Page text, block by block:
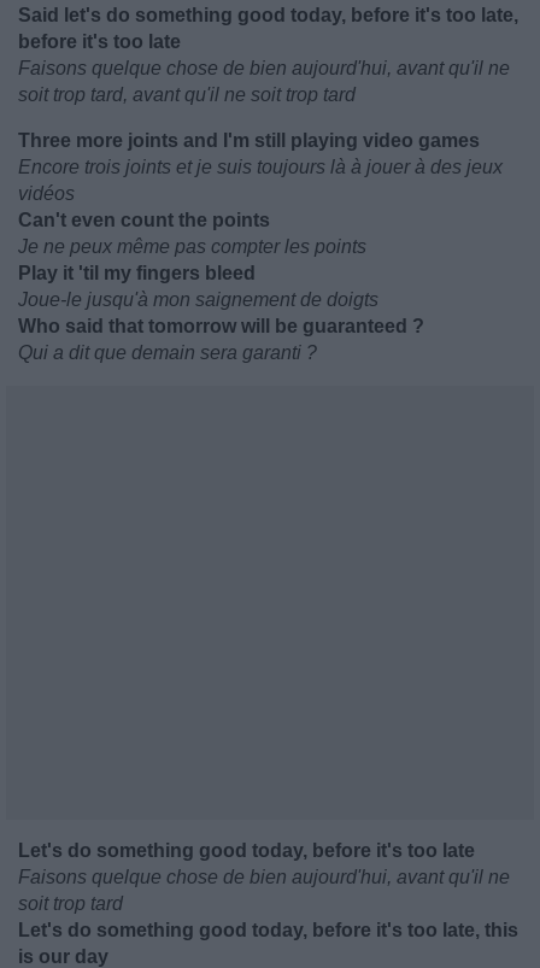
Said let's do something good today, before it's too late,
before it's too late
Faisons quelque chose de bien aujourd'hui, avant qu'il ne
soit trop tard, avant qu'il ne soit trop tard
Three more joints and I'm still playing video games
Encore trois joints et je suis toujours là à jouer à des jeux
vidéos
Can't even count the points
Je ne peux même pas compter les points
Play it 'til my fingers bleed
Joue-le jusqu'à mon saignement de doigts
Who said that tomorrow will be guaranteed ?
Qui a dit que demain sera garanti ?
Let's do something good today, before it's too late
Faisons quelque chose de bien aujourd'hui, avant qu'il ne
soit trop tard
Let's do something good today, before it's too late, this
is our day